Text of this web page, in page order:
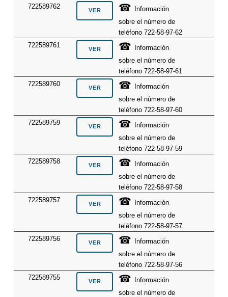
722589762
☎
Información
sobre el número de
teléfono 722-58-97-62
722589761
☎
Información
sobre el número de
teléfono 722-58-97-61
722589760
☎
Información
sobre el número de
teléfono 722-58-97-60
722589759
☎
Información
sobre el número de
teléfono 722-58-97-59
722589758
☎
Información
sobre el número de
teléfono 722-58-97-58
722589757
☎
Información
sobre el número de
teléfono 722-58-97-57
722589756
☎
Información
sobre el número de
teléfono 722-58-97-56
722589755
☎
Información
sobre el número de